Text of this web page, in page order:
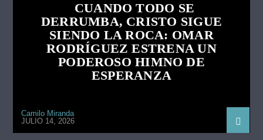
CUANDO TODO SE
DERRUMBA, CRISTO SIGUE
SIENDO LA ROCA: OMAR
RODRÍGUEZ ESTRENA UN
PODEROSO HIMNO DE
ESPERANZA
Camilo Miranda
JULIO 14, 2026